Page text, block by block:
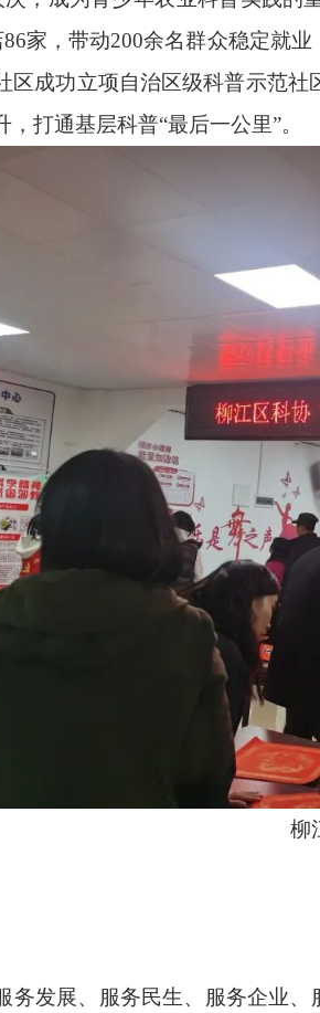
家，带动200余名群众稳定就
区成功立项自治区级科普示范
，打通基层科普“最后一公里”。
柳
务发展、服务民生、服务企业